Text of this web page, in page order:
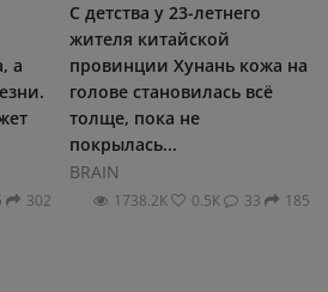
а
302
С детства у 23-летнего
жителя китайской
провинции Хунань кожа на
голове становилась всё
толще, пока не
покрылась...
BRAIN
1738.2К 0.5К 33 185